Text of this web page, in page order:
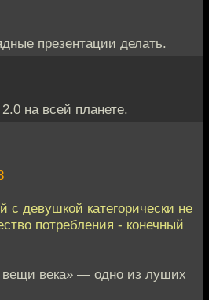
презентации делать.
на всей планете.
с девушкой категорически не
потребления - конечный
века» — одно из луших